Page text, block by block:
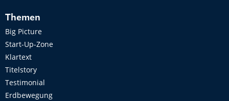
Themen
Big Picture
Start-Up-Zone
Klartext
Titelstory
Testimonial
Erdbewegung